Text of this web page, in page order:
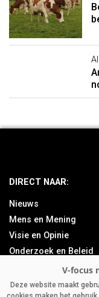
DIRECT NAAR:
Nieuws
Mens en Mening
Visie en Opinie
Onderzoek en Beleid
Bedrijfsnieuws
Deze website maakt